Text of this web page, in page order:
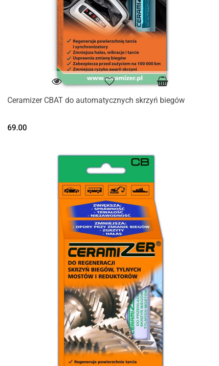
Ceramizer CBAT do automatycznych skrzyń biegów
69.00